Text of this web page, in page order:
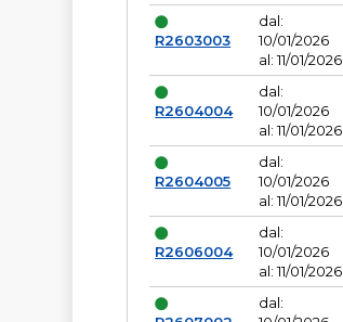
R2603003
dal:
10/01/2026
al: 11/01/2026
R2604004
dal:
10/01/2026
al: 11/01/2026
R2604005
dal:
10/01/2026
al: 11/01/2026
R2606004
dal:
10/01/2026
al: 11/01/2026
dal: